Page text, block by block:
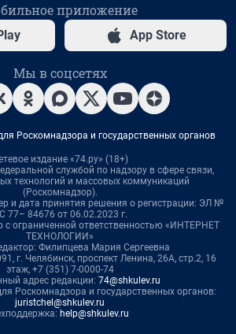
приложение
App Store
Мы в соцсетях
Роскомнадзора и государственных органов
издание «74.ру» (18+)
службой по надзору в сфере связи,
технологий и массовых коммуникаций
(Роскомнадзор).
и дата принятия решения о регистрации: ЭЛ №
77– 84676 от 06.02.2023 г.
с ограниченной ответственностью «ИНТЕРНЕТ
ТЕХНОЛОГИИ»
Филипцева Мария Сергеевна
г. Челябинск, проспект Ленина, 26А, стр.2, 16
этаж, +7 (351) 7-0000-74
адрес редакции: 74@shkulev.ru
Роскомнадзора и государственных органов:
juristchel@shkulev.ru
help@shkulev.ru